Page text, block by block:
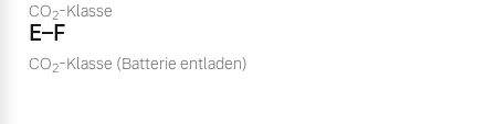
Editionsmodelle
CO2-Klasse
E–F
CO2-Klasse (Batterie entladen)